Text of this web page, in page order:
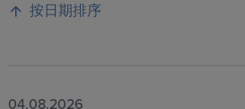
按日期排序
04.08.2026